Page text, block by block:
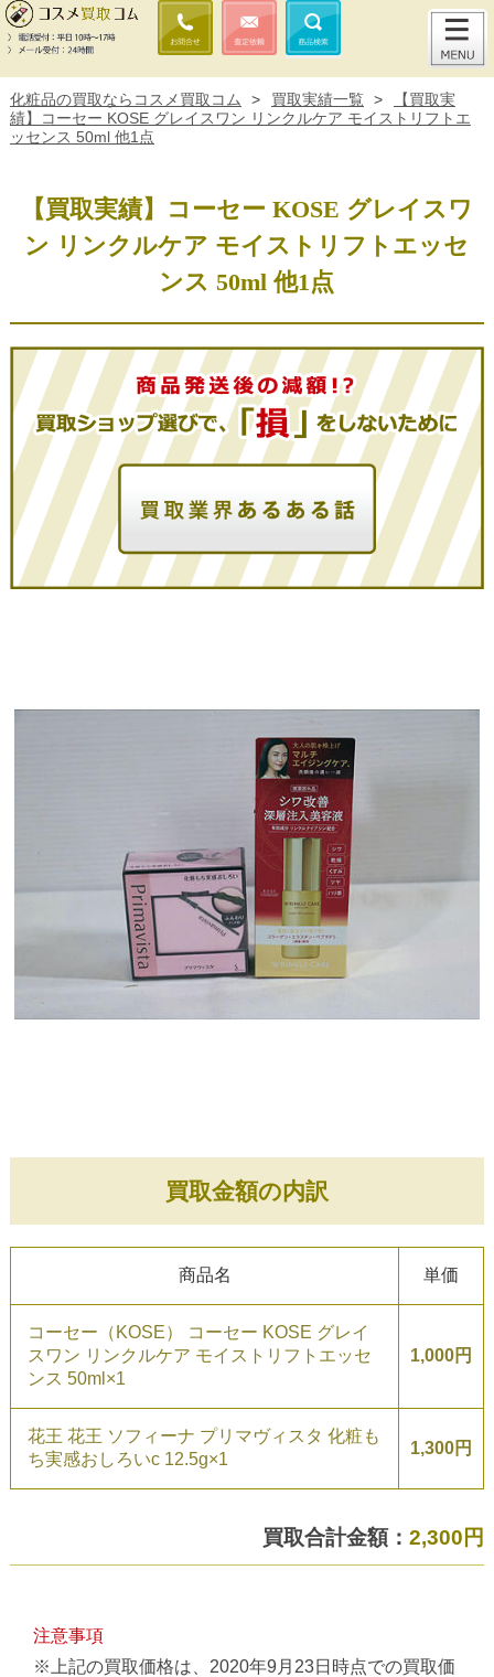
化粧品の買取ならコスメ買取コム > 買取実績一覧 >
【買取実
績】コーセー KOSE グレイスワン リンクルケア モイストリフトエ
ッセンス 50ml 他1点
【買取実績】コーセー KOSE グレイスワ
ン リンクルケア モイストリフトエッセ
ンス 50ml 他1点
買取金額の内訳
商品名 単価
コーセー（KOSE） コーセー KOSE グレイ
スワン リンクルケア モイストリフトエッセ
ンス 50ml×1
1,000円
花王 花王 ソフィーナ プリマヴィスタ 化粧も
ち実感おしろいc 12.5g×1
1,300円
買取合計金額：2,300円
注意事項
※上記の買取価格は、2020年9月23日時点での買取価